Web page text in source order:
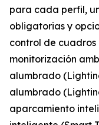
para cada perfil,
obligatorias y
control de cuadros
monitorización
alumbrado
alumbrado
aparcamiento